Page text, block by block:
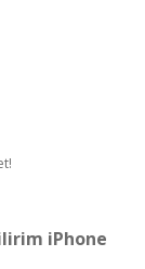
iPhone